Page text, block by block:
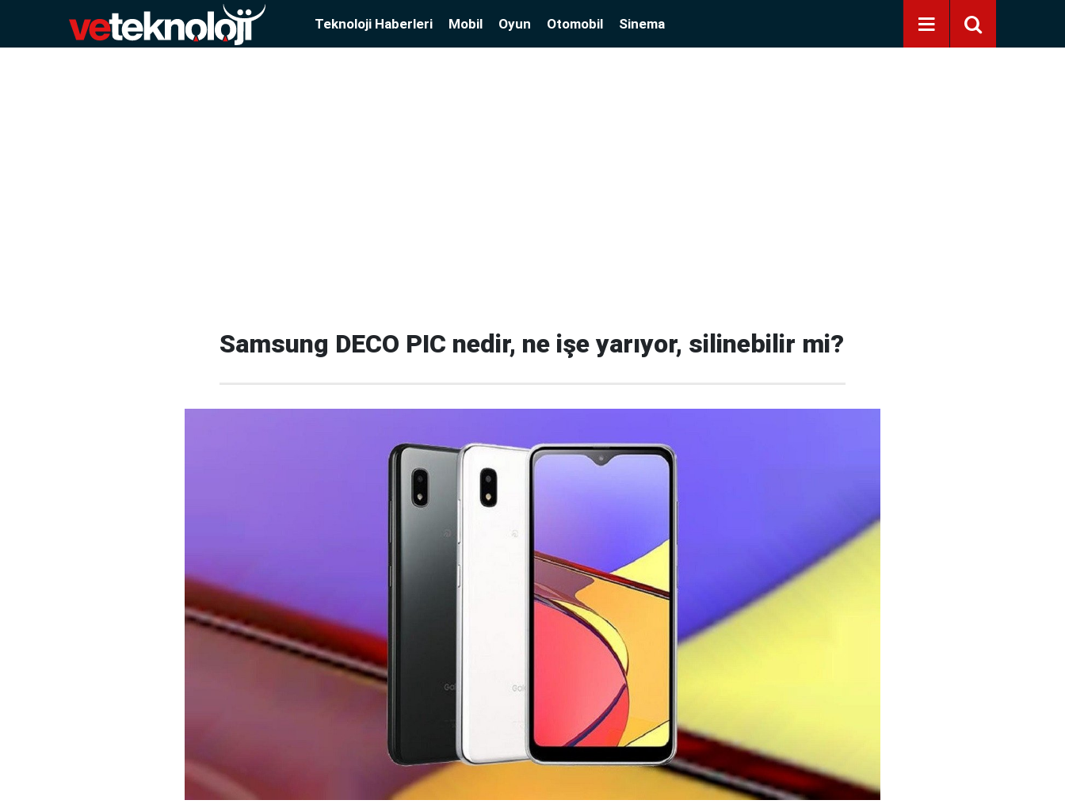
Teknoloji Haberleri Mobil Oyun Otomobil Sinema
Samsung DECO PIC nedir, ne işe yarıyor, silinebilir mi?